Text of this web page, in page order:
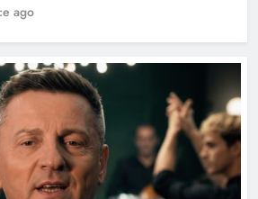
ago